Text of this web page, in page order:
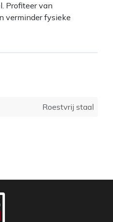
Profiteer van
verminder fysieke
Roestvrij staal